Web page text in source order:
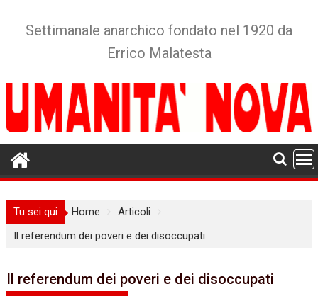
Settimanale anarchico fondato nel 1920 da
Errico Malatesta
Tu sei qui Home
Articoli
Il referendum dei poveri e dei disoccupati
Il referendum dei poveri e dei disoccupati